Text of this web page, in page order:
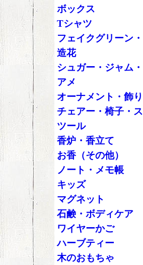
ボックス
Tシャツ
フェイクグリーン・
造花
シュガー・ジャム・
アメ
オーナメント・飾り
チェアー・椅子・ス
ツール
香炉・香立て
お香（その他）
ノート・メモ帳
キッズ
マグネット
石鹸・ボディケア
ワイヤーかご
ハーブティー
木のおもちゃ